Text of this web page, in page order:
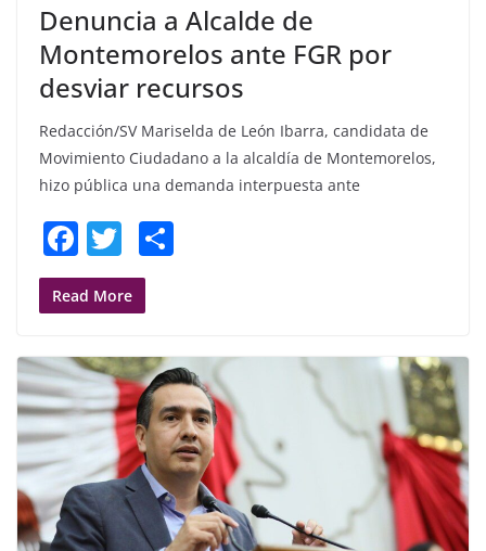
Denuncia a Alcalde de
Montemorelos ante FGR por
desviar recursos
Redacción/SV Mariselda de León Ibarra, candidata de
Movimiento Ciudadano a la alcaldía de Montemorelos,
hizo pública una demanda interpuesta ante
F
a
c
b
o
o
k
T
w
itt
Read More